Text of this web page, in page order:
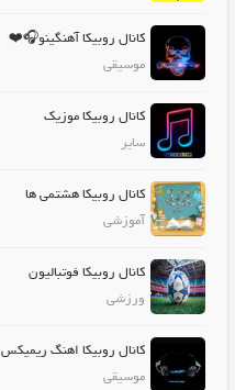
کانال روبیکا آهنگینو🎧❤️
موسیقی
کانال روبیکا موزیک
سایر
کانال روبیکا هشتمی ها
آموزشی
کانال روبیکا فوتبالیون
ورزشی
کانال روبیکا اهنگ ریمیکس
موسیقی